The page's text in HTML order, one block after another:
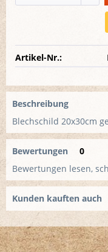
Artikel-Nr.:
Beschreibung
Blechschild 20x30cm
Bewertungen
0
Bewertungen lesen,
Kunden kauften auch